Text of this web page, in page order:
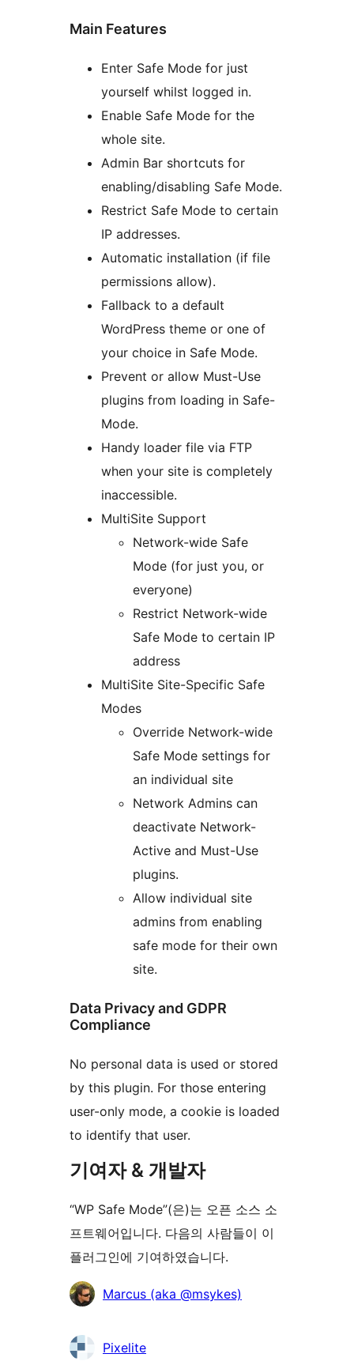
Main Features
Enter Safe Mode for just
yourself whilst logged in.
Enable Safe Mode for the
whole site.
Admin Bar shortcuts for
enabling/disabling Safe Mode.
Restrict Safe Mode to certain
IP addresses.
Automatic installation (if file
permissions allow).
Fallback to a default
WordPress theme or one of
your choice in Safe Mode.
Prevent or allow Must-Use
plugins from loading in Safe-
Mode.
Handy loader file via FTP
when your site is completely
inaccessible.
MultiSite Support
Network-wide Safe
Mode (for just you, or
everyone)
Restrict Network-wide
Safe Mode to certain IP
address
MultiSite Site-Specific Safe
Modes
Override Network-wide
Safe Mode settings for
an individual site
Network Admins can
deactivate Network-
Active and Must-Use
plugins.
Allow individual site
admins from enabling
safe mode for their own
site.
Data Privacy and GDPR
Compliance
No personal data is used or stored
by this plugin. For those entering
user-only mode, a cookie is loaded
to identify that user.
기여자 & 개발자
“WP Safe Mode”(은)는 오픈 소스 소
프트웨어입니다. 다음의 사람들이 이
플러그인에 기여하였습니다.
기
자
Marcus (aka @msykes)
Pixelite